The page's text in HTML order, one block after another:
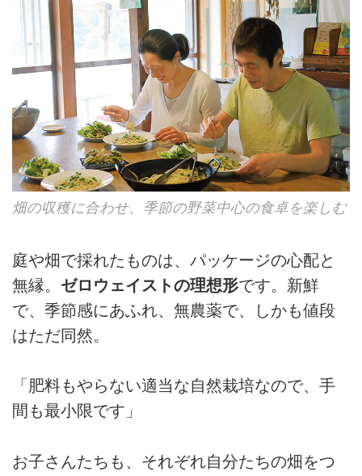
畑の収穫に合わせ、季節の野菜中心の食卓を楽しむ
庭や畑で採れたものは、パッケージの心配と
無縁。 ゼロウェイストの理想形です。新鮮
で、季節感にあふれ、無農薬で、しかも値段
はただ同然。
「肥料もやらない適当な自然栽培なので、手
間も最小限です」
お子さんたちも、それぞれ自分たちの畑をつ